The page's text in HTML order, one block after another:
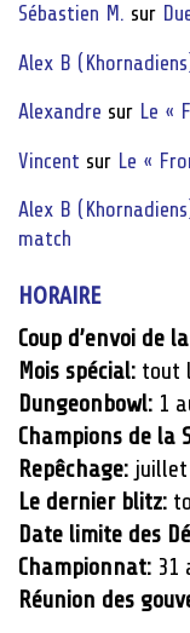
Sébastien M. sur
Alex B
Alexandre sur Le «
Vincent sur Le «
Alex B
match
HORAIRE
Coup d’envoi de
Mois spécial: tout
Dungeonbowl: 1
Champions de la
Repêchage: juillet
Le dernier blitz:
Date limite des
Championnat: 31
Réunion des